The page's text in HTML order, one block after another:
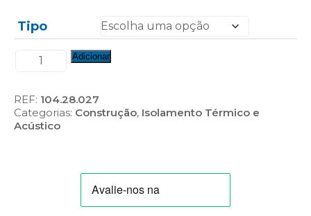
Tipo
QuantidadeAdicionar
REF: 104.28.027
Categorias: Construção, Isolamento Térmico e
Acústico